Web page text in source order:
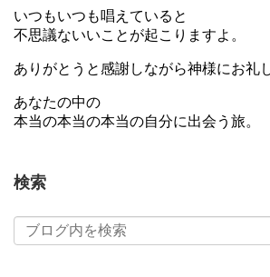
いつもいつも唱えていると
不思議ないいことが起こりますよ。
ありがとうと感謝しながら神様にお礼
あなたの中の
本当の本当の本当の自分に出会う旅。
検索